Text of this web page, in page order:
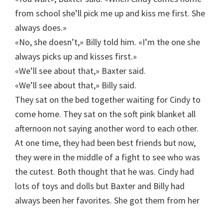
from school she’ll pick me up and kiss me first. She
always does.»
«No, she doesn’t,» Billy told him. «I’m the one she
always picks up and kisses first.»
«We’ll see about that,» Baxter said.
«We’ll see about that,» Billy said.
They sat on the bed together waiting for Cindy to
come home. They sat on the soft pink blanket all
afternoon not saying another word to each other.
At one time, they had been best friends but now,
they were in the middle of a fight to see who was
the cutest. Both thought that he was. Cindy had
lots of toys and dolls but Baxter and Billy had
always been her favorites. She got them from her